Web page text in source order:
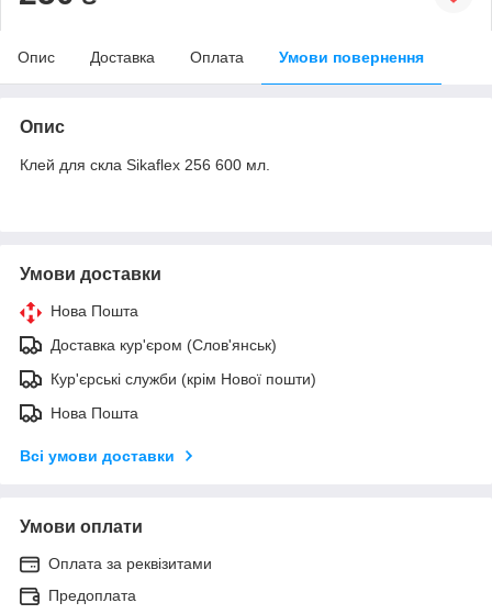
Опис Доставка Оплата Умови повернення
Опис
Клей для скла Sikaflex 256 600 мл.
Умови доставки
Нова Пошта
Доставка кур'єром (Слов'янськ)
Кур'єрські служби (крім Нової пошти)
Нова Пошта
Всі умови доставки
Умови оплати
Оплата за реквізитами
Предоплата